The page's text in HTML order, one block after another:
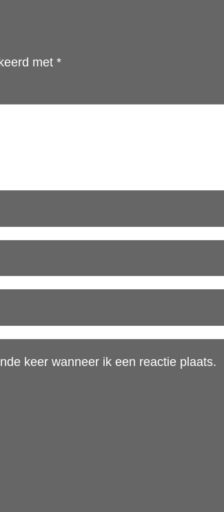
met *
keer wanneer ik een reactie plaats.